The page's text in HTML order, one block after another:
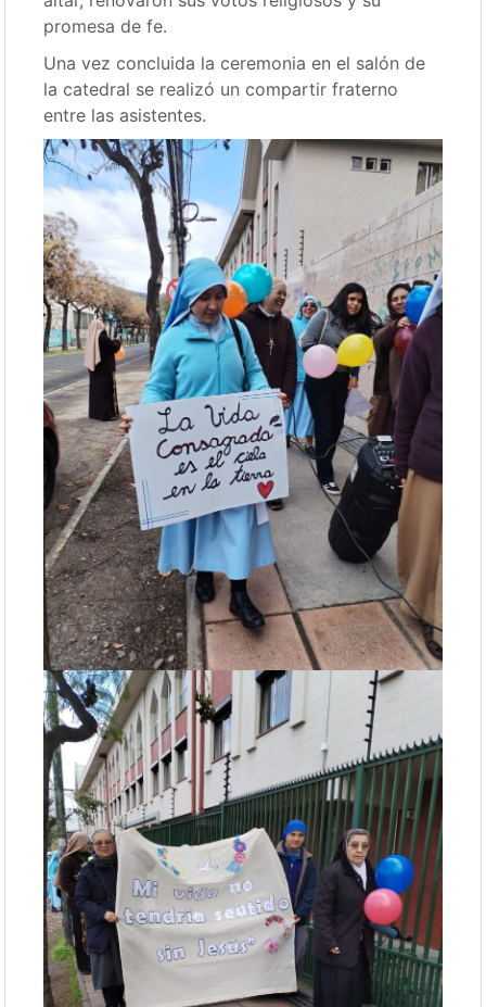
promesa de fe.
Una vez concluida la ceremonia en el salón de
la catedral se realizó un compartir fraterno
entre las asistentes.